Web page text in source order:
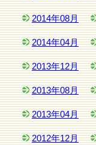
2014年08月
2014年04月
2013年12月
2013年08月
2013年04月
2012年12月